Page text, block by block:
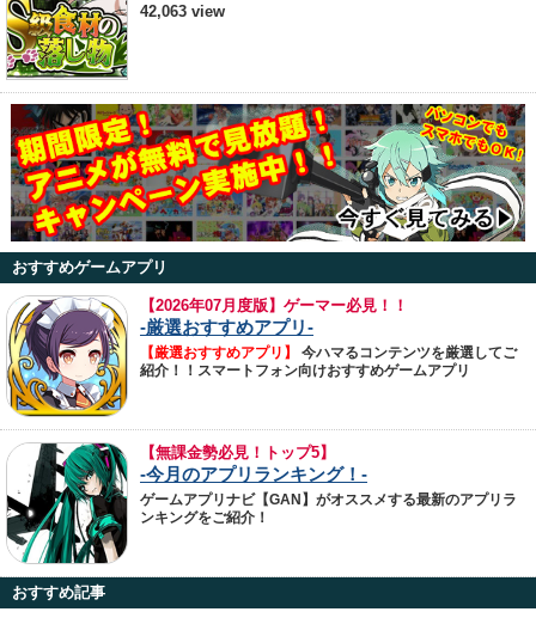
42,063 view
おすすめゲームアプリ
【2026年07月度版】ゲーマー必見！！
-厳選おすすめアプリ-
【厳選おすすめアプリ】
今ハマるコンテンツを厳選してご
紹介！！スマートフォン向けおすすめゲームアプリ
【無課金勢必見！トップ5】
-今月のアプリランキング！-
ゲームアプリナビ【GAN】がオススメする最新のアプリラ
ンキングをご紹介！
おすすめ記事